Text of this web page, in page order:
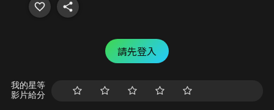
請先登入
我的星等
影片給分